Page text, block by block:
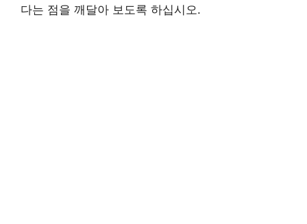
다는 점을 깨달아 보도록 하십시오.